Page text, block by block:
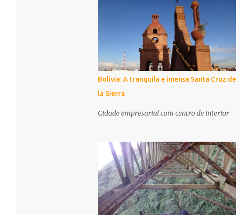
Bolívia: A tranquila e imensa Santa Cruz de
la Sierra
Cidade empresarial com centro de interior